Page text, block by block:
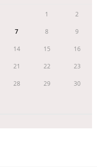
1 2
7 8 9
14 15 16
21 22 23
28 29 30